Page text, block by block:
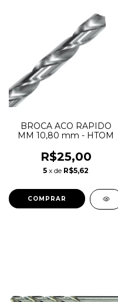
BROCA ACO RAPIDO
MM 10,80 mm - HTOM
R$25,00
5 x de R$5,62